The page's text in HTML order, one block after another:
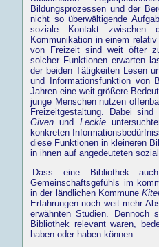
Bildungsprozessen und der
nicht so überwältigende
soziale Kontakt zwischen
Kommunikation in einem
von Freizeit sind weit öfter
solcher Funktionen erwarten
der beiden Tätigkeiten Lesen
und Informationsfunktion von
Jahren eine weit größere
junge Menschen nutzen
Freizeitgestaltung. Dabei
Given und Leckie
konkreten
diese Funktionen in kleineren
in ihnen auf angedeuteten
Dass eine Bibliothek
Gemeinschaftsgefühls im
in der ländlichen Kommune
Erfahrungen noch weit mehr
erwähnten Studien. Dennoch
Bibliothek relevant waren,
haben oder haben können.